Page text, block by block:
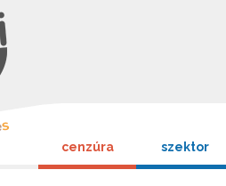
cenzúra szektor